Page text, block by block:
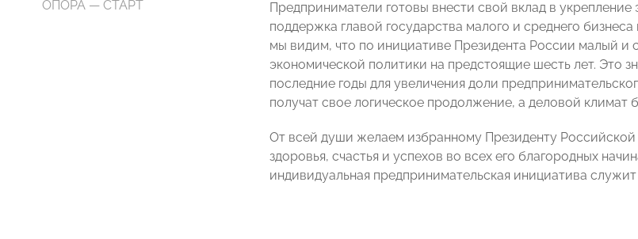
ОПОРА — СТАРТ
Предприниматели готовы внести свой вклад в
поддержка главой государства малого и среднего
мы видим, что по инициативе Президента России малый и
экономической политики на предстоящие шесть лет. Это
последние годы для увеличения доли
получат свое логическое продолжение, а деловой климат
От всей души желаем избранному Президенту
здоровья, счастья и успехов во всех его благородных
индивидуальная предпринимательская инициатива